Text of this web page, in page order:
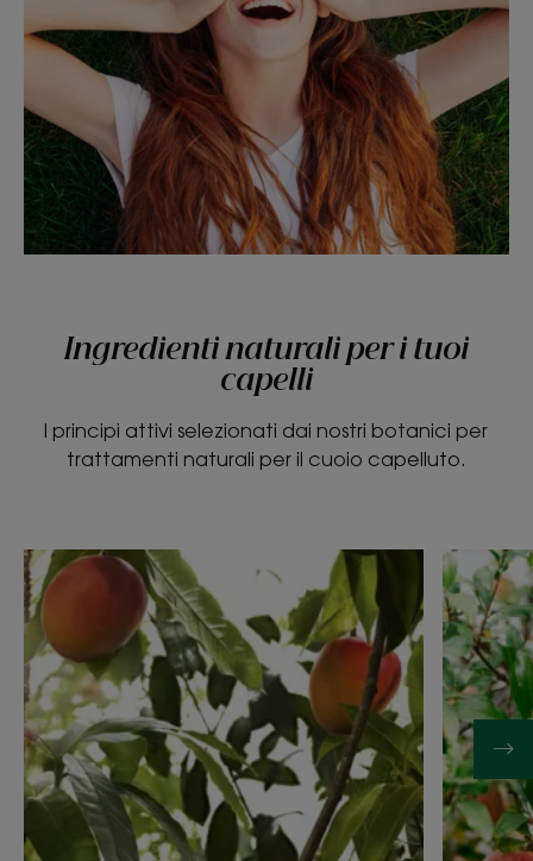
Ingredienti naturali per i tuoi
capelli
I principi attivi selezionati dai nostri botanici per
trattamenti naturali per il cuoio capelluto.